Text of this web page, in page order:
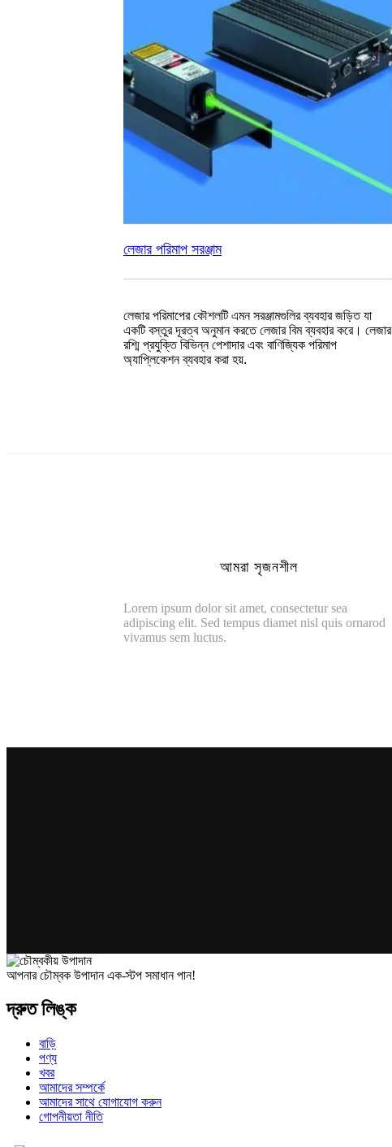
লেজার পরিমাপ সরঞ্জাম
লেজার পরিমাপের কৌশলটি এমন সরঞ্জামগুলির ব্যবহার জড়িত যা
একটি বস্তুর দূরত্ব অনুমান করতে লেজার বিম ব্যবহার করে। লেজার
রশ্মি প্রযুক্তি বিভিন্ন পেশাদার এবং বাণিজ্যিক পরিমাপ
অ্যাপ্লিকেশন ব্যবহার করা হয়.
আমরা সৃজনশীল
Lorem ipsum dolor sit amet, consectetur sea
adipiscing elit. Sed tempus diamet nisl quis ornarod
vivamus sem luctus.
আপনার চৌম্বক উপাদান এক-স্টপ সমাধান পান!
দ্রুত লিঙ্ক
বাড়ি
পণ্য
খবর
আমাদের সম্পর্কে
আমাদের সাথে যোগাযোগ করুন
গোপনীয়তা নীতি